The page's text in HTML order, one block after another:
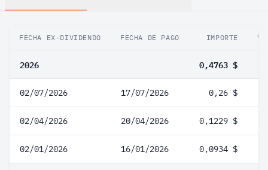
FECHA EX-DIVIDENDO FECHA DE PAGO IMPORTE
2026 0,4763 $
02/07/2026 17/07/2026 0,26 $
02/04/2026 20/04/2026 0,1229 $
02/01/2026 16/01/2026 0,0934 $